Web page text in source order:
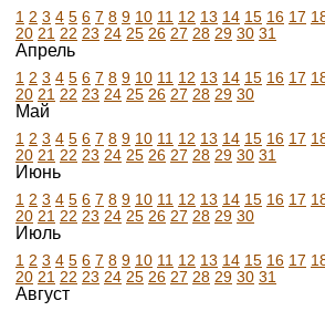
1 2 3 4 5 6 7 8 9 10 11 12 13 14 15 16 17
20 21 22 23 24 25 26 27 28 29 30 31
Апрель
1 2 3 4 5 6 7 8 9 10 11 12 13 14 15 16 17
20 21 22 23 24 25 26 27 28 29 30
Май
1 2 3 4 5 6 7 8 9 10 11 12 13 14 15 16 17
20 21 22 23 24 25 26 27 28 29 30 31
Июнь
1 2 3 4 5 6 7 8 9 10 11 12 13 14 15 16 17
20 21 22 23 24 25 26 27 28 29 30
Июль
1 2 3 4 5 6 7 8 9 10 11 12 13 14 15 16 17
20 21 22 23 24 25 26 27 28 29 30 31
Август